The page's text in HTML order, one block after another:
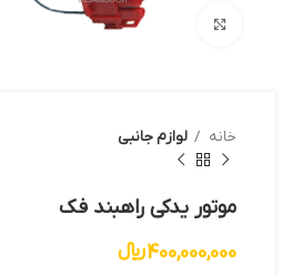
بزرگنمایی تصویر
خانه لوازم جانبی
موتور یدکی راهبند فک
400,000,000﷼